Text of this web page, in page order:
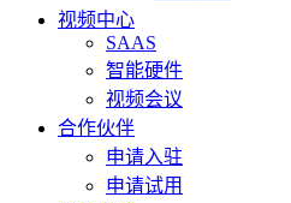
视频中心
SAAS
智能硬件
视频会议
合作伙伴
申请入驻
申请试用